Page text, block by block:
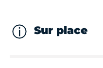
Jeudi
Sur place